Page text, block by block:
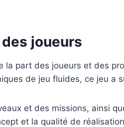
joueurs
la part des joueurs et des
de jeu fluides, ce jeu a
et des missions, ainsi
et la qualité de